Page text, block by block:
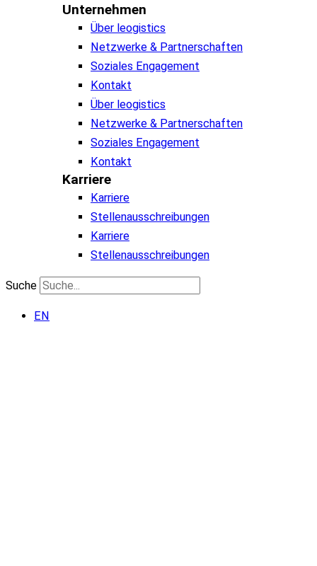
Unternehmen
Über leogistics
Netzwerke & Partnerschaften
Soziales Engagement
Kontakt
Über leogistics
Netzwerke & Partnerschaften
Soziales Engagement
Kontakt
Karriere
Karriere
Stellenausschreibungen
Karriere
Stellenausschreibungen
Suche
EN